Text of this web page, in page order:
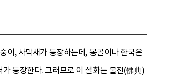
이, 사막새가 등장하는데, 몽골이나 한국은
등장한다. 그러므로 이 설화는 불전(佛典)